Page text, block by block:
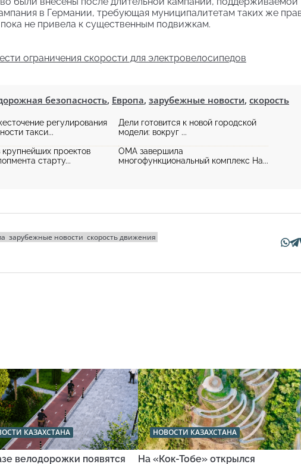
в Германии, требующая муниципалитетам таких же
не привела к существенным подвижкам.
ограничения скорости для электровелосипедов
безопасность, Европа, зарубежные новости, скорость
регулирования
такси...
Дели готовится к новой городской
модели: вокруг ...
проектов
старту...
OMA завершила
многофункциональный комплекс Ha...
зарубежные новости скорость движения
КАЗАХСТАНА
велодорожки появятся
НОВОСТИ КАЗАХСТАНА
На «Кок-Тобе» открылся